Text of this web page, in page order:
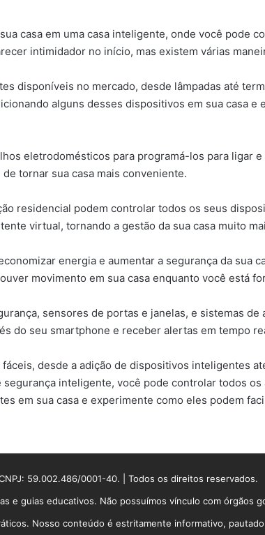
casa em uma casa inteligente, onde você pode
intimidador no início, mas existem várias
disponíveis no mercado, desde lâmpadas até
alguns desses dispositivos em sua casa
eletrodomésticos para programá-los para ligar
tornar sua casa mais conveniente.
residencial podem controlar todos os seus
virtual, tornando a gestão da sua casa muito
energia e aumentar a segurança da sua
movimento em sua casa enquanto você está
sensores de portas e janelas, e sistemas
do seu smartphone e receber alertas em tempo
desde a adição de dispositivos inteligentes
inteligente, você pode controlar todos os
em sua casa e experimente como eles podem
59.002.486/0001-40. | Todos os direitos reservados.
e guias educativos. Não possuímos vínculo com órgãos
Nosso conteúdo é estritamente informativo,